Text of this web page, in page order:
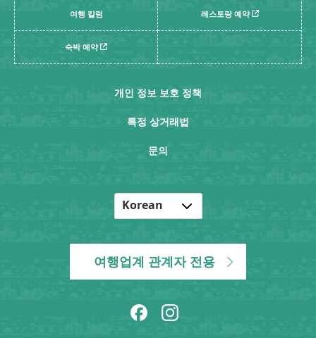
여행 칼럼 레스토랑 예약
숙박 예약
개인 정보 보호 정책
특정 상거래법
문의
Japanese
Korean
Chinese
여행업계 관계자 전용